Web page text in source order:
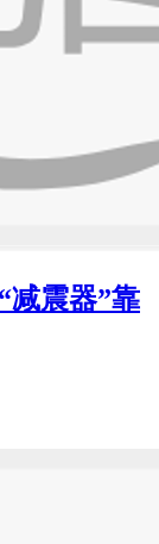
减震器”靠